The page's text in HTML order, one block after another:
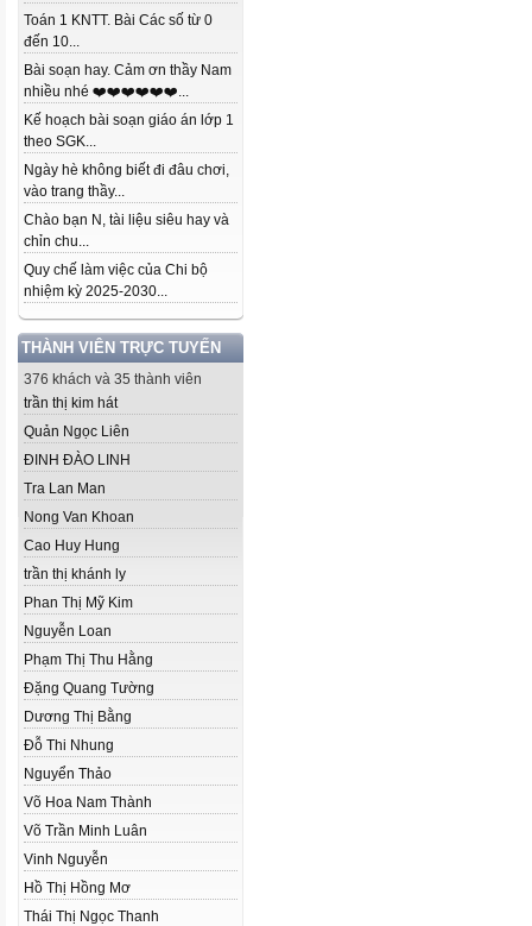
Toán 1 KNTT. Bài Các số từ 0
đến 10...
Bài soạn hay. Cảm ơn thầy Nam
nhiều nhé ❤️❤️❤️❤️❤️❤️...
Kế hoạch bài soạn giáo án lớp 1
theo SGK...
Ngày hè không biết đi đâu chơi,
vào trang thầy...
Chào bạn N, tài liệu siêu hay và
chỉn chu...
Quy chế làm việc của Chi bộ
nhiệm kỳ 2025-2030...
THÀNH VIÊN TRỰC TUYẾN
376 khách và 35 thành viên
trần thị kim hát
Quản Ngọc Liên
ĐINH ĐÀO LINH
Tra Lan Man
Nong Van Khoan
Cao Huy Hung
trần thị khánh ly
Phan Thị Mỹ Kim
Nguyễn Loan
Phạm Thị Thu Hằng
Đặng Quang Tường
Dương Thị Bằng
Đỗ Thi Nhung
Nguyển Thảo
Võ Hoa Nam Thành
Võ Trần Minh Luân
Vinh Nguyễn
Hồ Thị Hồng Mơ
Thái Thị Ngọc Thanh